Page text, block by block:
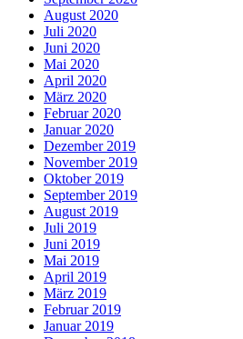
August 2020
Juli 2020
Juni 2020
Mai 2020
April 2020
März 2020
Februar 2020
Januar 2020
Dezember 2019
November 2019
Oktober 2019
September 2019
August 2019
Juli 2019
Juni 2019
Mai 2019
April 2019
März 2019
Februar 2019
Januar 2019